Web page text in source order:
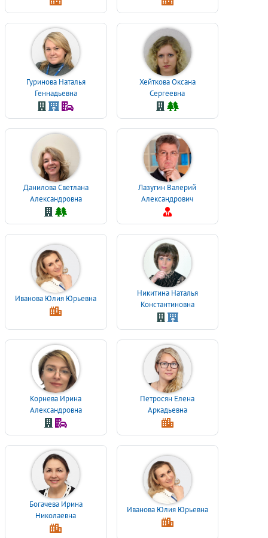
Гуринова Наталья
Геннадьевна
Хейткова Оксана
Сергеевна
Данилова Светлана
Александровна
Лазугин Валерий
Александрович
Иванова Юлия Юрьевна
Никитина Наталья
Константиновна
Корнева Ирина
Александровна
Петросян Елена
Аркадьевна
Богачева Ирина
Николаевна
Иванова Юлия Юрьевна